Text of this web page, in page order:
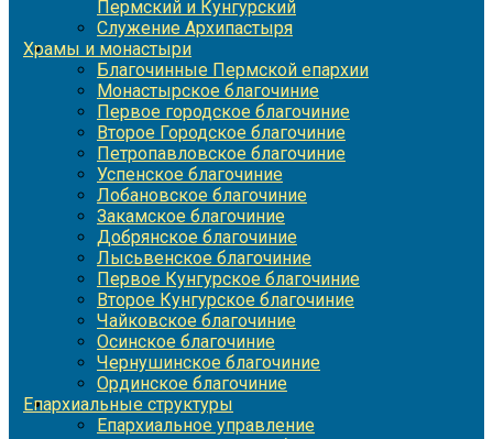
Пермский и Кунгурский
Служение Архипастыря
Храмы и монастыри
Благочинные Пермской епархии
Монастырское благочиние
Первое городское благочиние
Второе Городское благочиние
Петропавловское благочиние
Успенское благочиние
Лобановское благочиние
Закамское благочиние
Добрянское благочиние
Лысьвенское благочиние
Первое Кунгурское благочиние
Второе Кунгурское благочиние
Чайковское благочиние
Осинское благочиние
Чернушинское благочиние
Ординское благочиние
Епархиальные структуры
Епархиальное управление